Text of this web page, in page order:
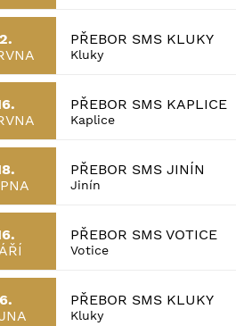
2.
PŘEBOR SMS KLUKY
Kluky
PŘEBOR SMS KAPLICE
Kaplice
PŘEBOR SMS JINÍN
Jinín
PŘEBOR SMS VOTICE
Votice
6.
PŘEBOR SMS KLUKY
Kluky